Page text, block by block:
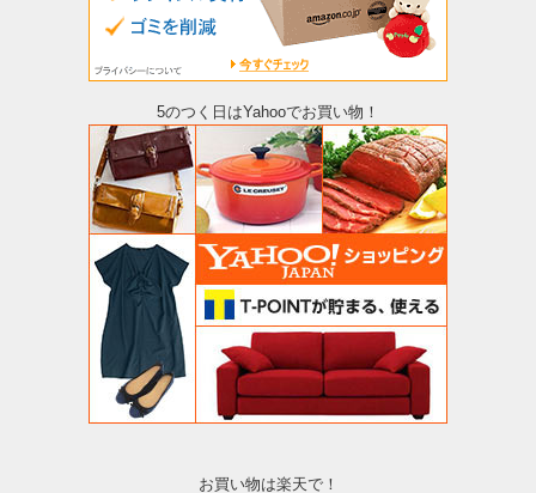
5のつく日はYahooでお買い物！
お買い物は楽天で！